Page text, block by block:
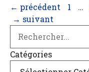
← précédent Page
1 …
→ suivant
Catégories